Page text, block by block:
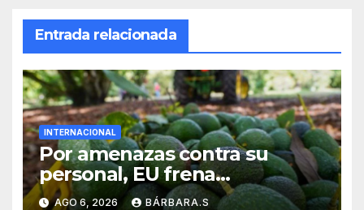
Entrada relacionada
INTERNACIONAL
Por amenazas contra su
personal, EU frena
exportación de aguacate
AGO 6, 2026 BÁRBARA.S